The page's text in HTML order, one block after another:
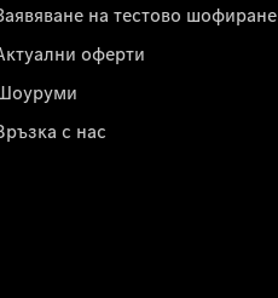
на тестово шофиране
оферти
с нас